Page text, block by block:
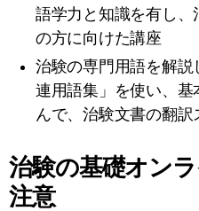
語学力と知識を有し、
の方に向けた講座
治験の専門用語を解説
連用語集」を使い、
んで、治験文書の翻訳
治験の基礎オン
注意